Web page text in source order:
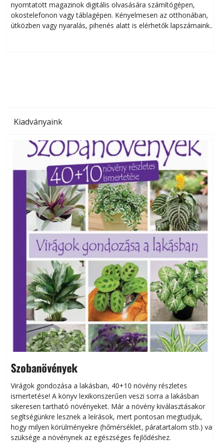
nyomtatott magazinok digitális olvasására számítógépen,
okostelefonon vagy táblagépen. Kényelmesen az otthonában,
útközben vagy nyaralás, pihenés alatt is elérhetők lapszámaink.
Kiadványaink
Szobanövények
Virágok gondozása a lakásban, 40+10 növény részletes
ismertetése! A könyv lexikonszerűen veszi sorra a lakásban
sikeresen tart­ha­tó növényeket. Már a növény kiválasztásakor
segítségünkre lesznek a leírások, mert pontosan megtudjuk,
hogy milyen körülményekre (hőmérséklet, páratartalom stb.) van
szüksége a növénynek az egészséges fejlődéshez.